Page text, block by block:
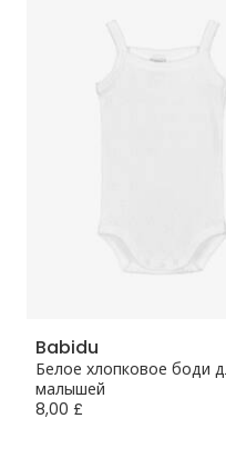
Babidu
Белое хлопковое боди
малышей
8,00 £